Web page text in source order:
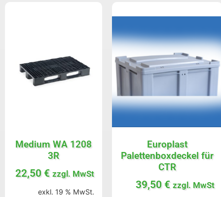
Medium WA 1208
3R
22,50 € zzgl. MwSt
exkl. 19 % MwSt.
Europlast
Palettenboxdeckel für
CTR
39,50 € zzgl. MwSt